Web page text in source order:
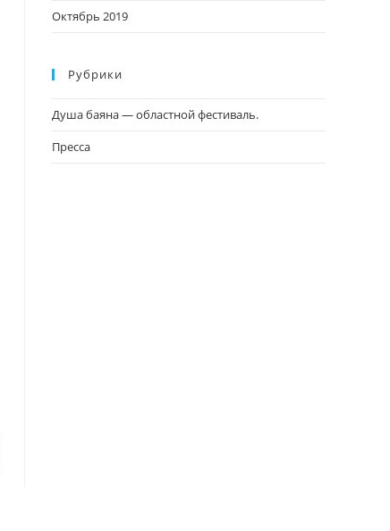
Октябрь 2019
Рубрики
Душа баяна — областной фестиваль.
Пресса